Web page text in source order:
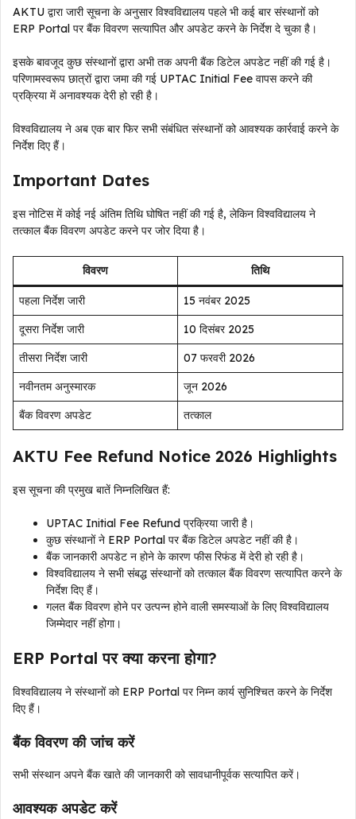
AKTU द्वारा जारी सूचना के अनुसार विश्वविद्यालय पहले भी कई बार संस्थानों को
ERP Portal पर बैंक विवरण सत्यापित और अपडेट करने के निर्देश दे चुका है।
इसके बावजूद कुछ संस्थानों द्वारा अभी तक अपनी बैंक डिटेल अपडेट नहीं की गई है।
परिणामस्वरूप छात्रों द्वारा जमा की गई UPTAC Initial Fee वापस करने की
प्रक्रिया में अनावश्यक देरी हो रही है।
विश्वविद्यालय ने अब एक बार फिर सभी संबंधित संस्थानों को आवश्यक कार्रवाई करने के
निर्देश दिए हैं।
Important Dates
इस नोटिस में कोई नई अंतिम तिथि घोषित नहीं की गई है, लेकिन विश्वविद्यालय ने
तत्काल बैंक विवरण अपडेट करने पर जोर दिया है।
विवरण तिथि
पहला निर्देश जारी
15 नवंबर 2025
दूसरा निर्देश जारी
10 दिसंबर 2025
तीसरा निर्देश जारी
07 फरवरी 2026
नवीनतम अनुस्मारक
जून 2026
बैंक विवरण अपडेट
तत्काल
AKTU Fee Refund Notice 2026 Highlights
इस सूचना की प्रमुख बातें निम्नलिखित हैं:
UPTAC Initial Fee Refund प्रक्रिया जारी है।
कुछ संस्थानों ने ERP Portal पर बैंक डिटेल अपडेट नहीं की है।
बैंक जानकारी अपडेट न होने के कारण फीस रिफंड में देरी हो रही है।
विश्वविद्यालय ने सभी संबद्ध संस्थानों को तत्काल बैंक विवरण सत्यापित करने के
निर्देश दिए हैं।
गलत बैंक विवरण होने पर उत्पन्न होने वाली समस्याओं के लिए विश्वविद्यालय
जिम्मेदार नहीं होगा।
ERP Portal पर क्या करना होगा?
विश्वविद्यालय ने संस्थानों को ERP Portal पर निम्न कार्य सुनिश्चित करने के निर्देश
दिए हैं।
बैंक विवरण की जांच करें
सभी संस्थान अपने बैंक खाते की जानकारी को सावधानीपूर्वक सत्यापित करें।
आवश्यक अपडेट करें